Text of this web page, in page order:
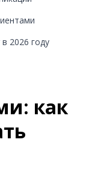
2026 году
как